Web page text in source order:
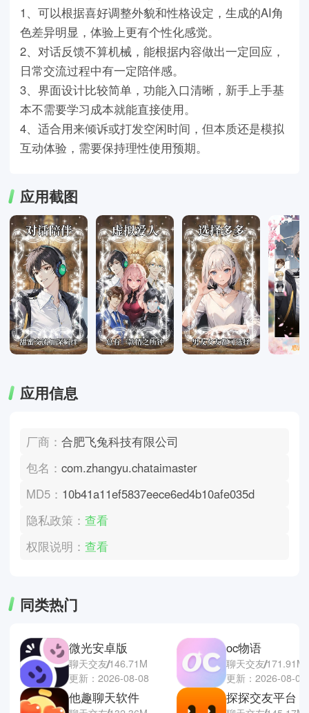
1、可以根据喜好调整外貌和性格设定，生成的AI角
色差异明显，体验上更有个性化感觉。
2、对话反馈不算机械，能根据内容做出一定回应，
日常交流过程中有一定陪伴感。
3、界面设计比较简单，功能入口清晰，新手上手基
本不需要学习成本就能直接使用。
4、适合用来倾诉或打发空闲时间，但本质还是模拟
互动体验，需要保持理性使用预期。
应用截图
应用信息
厂商：合肥飞兔科技有限公司
包名：com.zhangyu.chataimaster
MD5： 10b41a11ef5837eece6ed4b10afe035d
隐私政策：查看
权限说明：查看
同类热门
微光安卓版
聊天交友146.71M
更新：2026-08-08
他趣聊天软件
oc物语
聊天交友171.91M
更新：2026-08-07
探探交友平台